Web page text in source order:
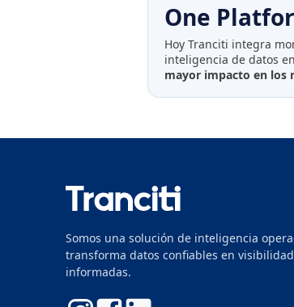
One
Hoy Tranciti integra
inteligencia de datos
mayor impacto en los
Somos una solución de inteligencia
transforma datos confiables en
informadas.